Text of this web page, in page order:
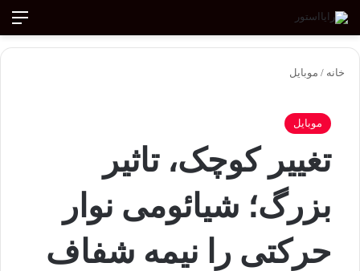
جستجو
تغییر پوسته
خانه / موبایل
موبایل
تغییر کوچک، تاثیر
بزرگ؛ شیائومی نوار
حرکتی را نیمه شفاف